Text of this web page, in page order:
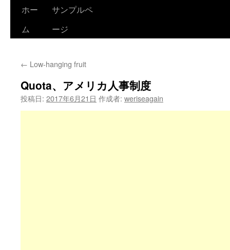
ホー
ム
サンプルペ
ージ
← Low-hanging fruit
Quota、アメリカ人事制度
投稿日: 2017年6月21日 作成者: weriseagain